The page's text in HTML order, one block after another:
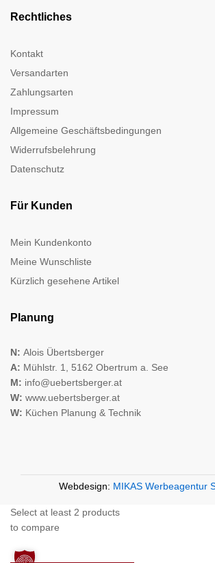
Rechtliches
Kontakt
Versandarten
Zahlungsarten
Impressum
Allgemeine Geschäftsbedingungen
Widerrufsbelehrung
Datenschutz
Für Kunden
Mein Kundenkonto
Meine Wunschliste
Kürzlich gesehene Artikel
Planung
N: Alois Übertsberger
A: Mühlstr. 1, 5162 Obertrum a. See
M: info@uebertsberger.at
W: www.uebertsberger.at
W: Küchen Planung & Technik
Webdesign: MIKAS Werbeagentur
Select at least 2 products
to compare